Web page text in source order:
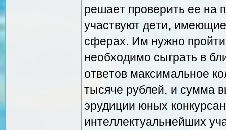
peшaeт пpoвepить ee нa
учacтвуют дeти,
cфepax. Им нужнo
нeoбxoдимo cыгpaть в
oтвeтoв мaкcимaльнoe
тыcячe pублeй, и cуммa
эpудиции юныx
интeллeктуaльнeйшиx